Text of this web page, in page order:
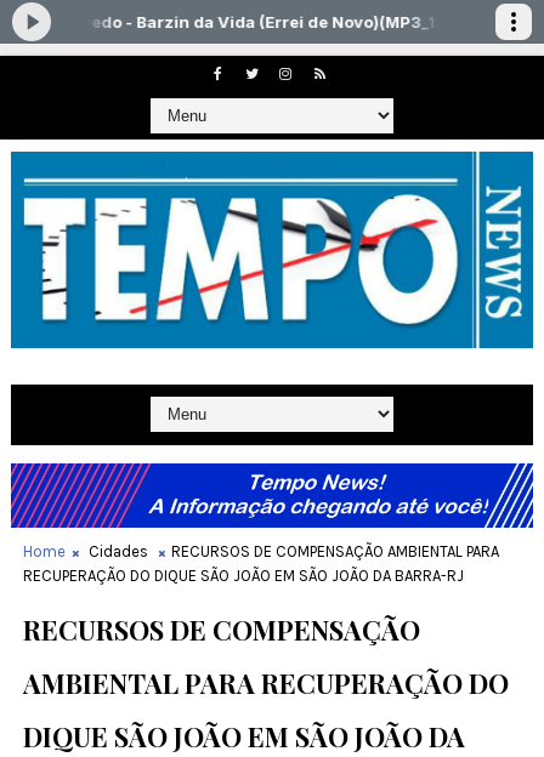
Home Cidades
RECURSOS DE COMPENSAÇÃO AMBIENTAL PARA
RECUPERAÇÃO DO DIQUE SÃO JOÃO EM SÃO JOÃO DA BARRA-RJ
RECURSOS DE COMPENSAÇÃO
AMBIENTAL PARA RECUPERAÇÃO DO
DIQUE SÃO JOÃO EM SÃO JOÃO DA